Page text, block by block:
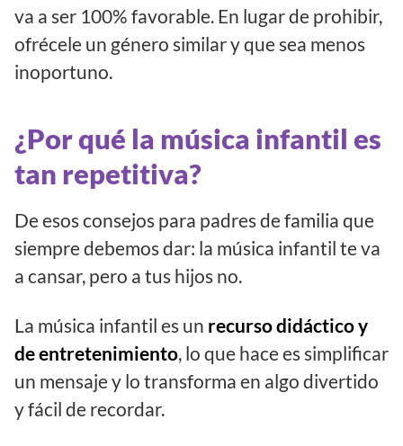
va a ser 100% favorable. En lugar de prohibir,
ofrécele un género similar y que sea menos
inoportuno.
¿Por qué la música infantil es
tan repetitiva?
De esos consejos para padres de familia que
siempre debemos dar: la música infantil te va
a cansar, pero a tus hijos no.
La música infantil es un recurso didáctico y
de entretenimiento, lo que hace es simplificar
un mensaje y lo transforma en algo divertido
y fácil de recordar.